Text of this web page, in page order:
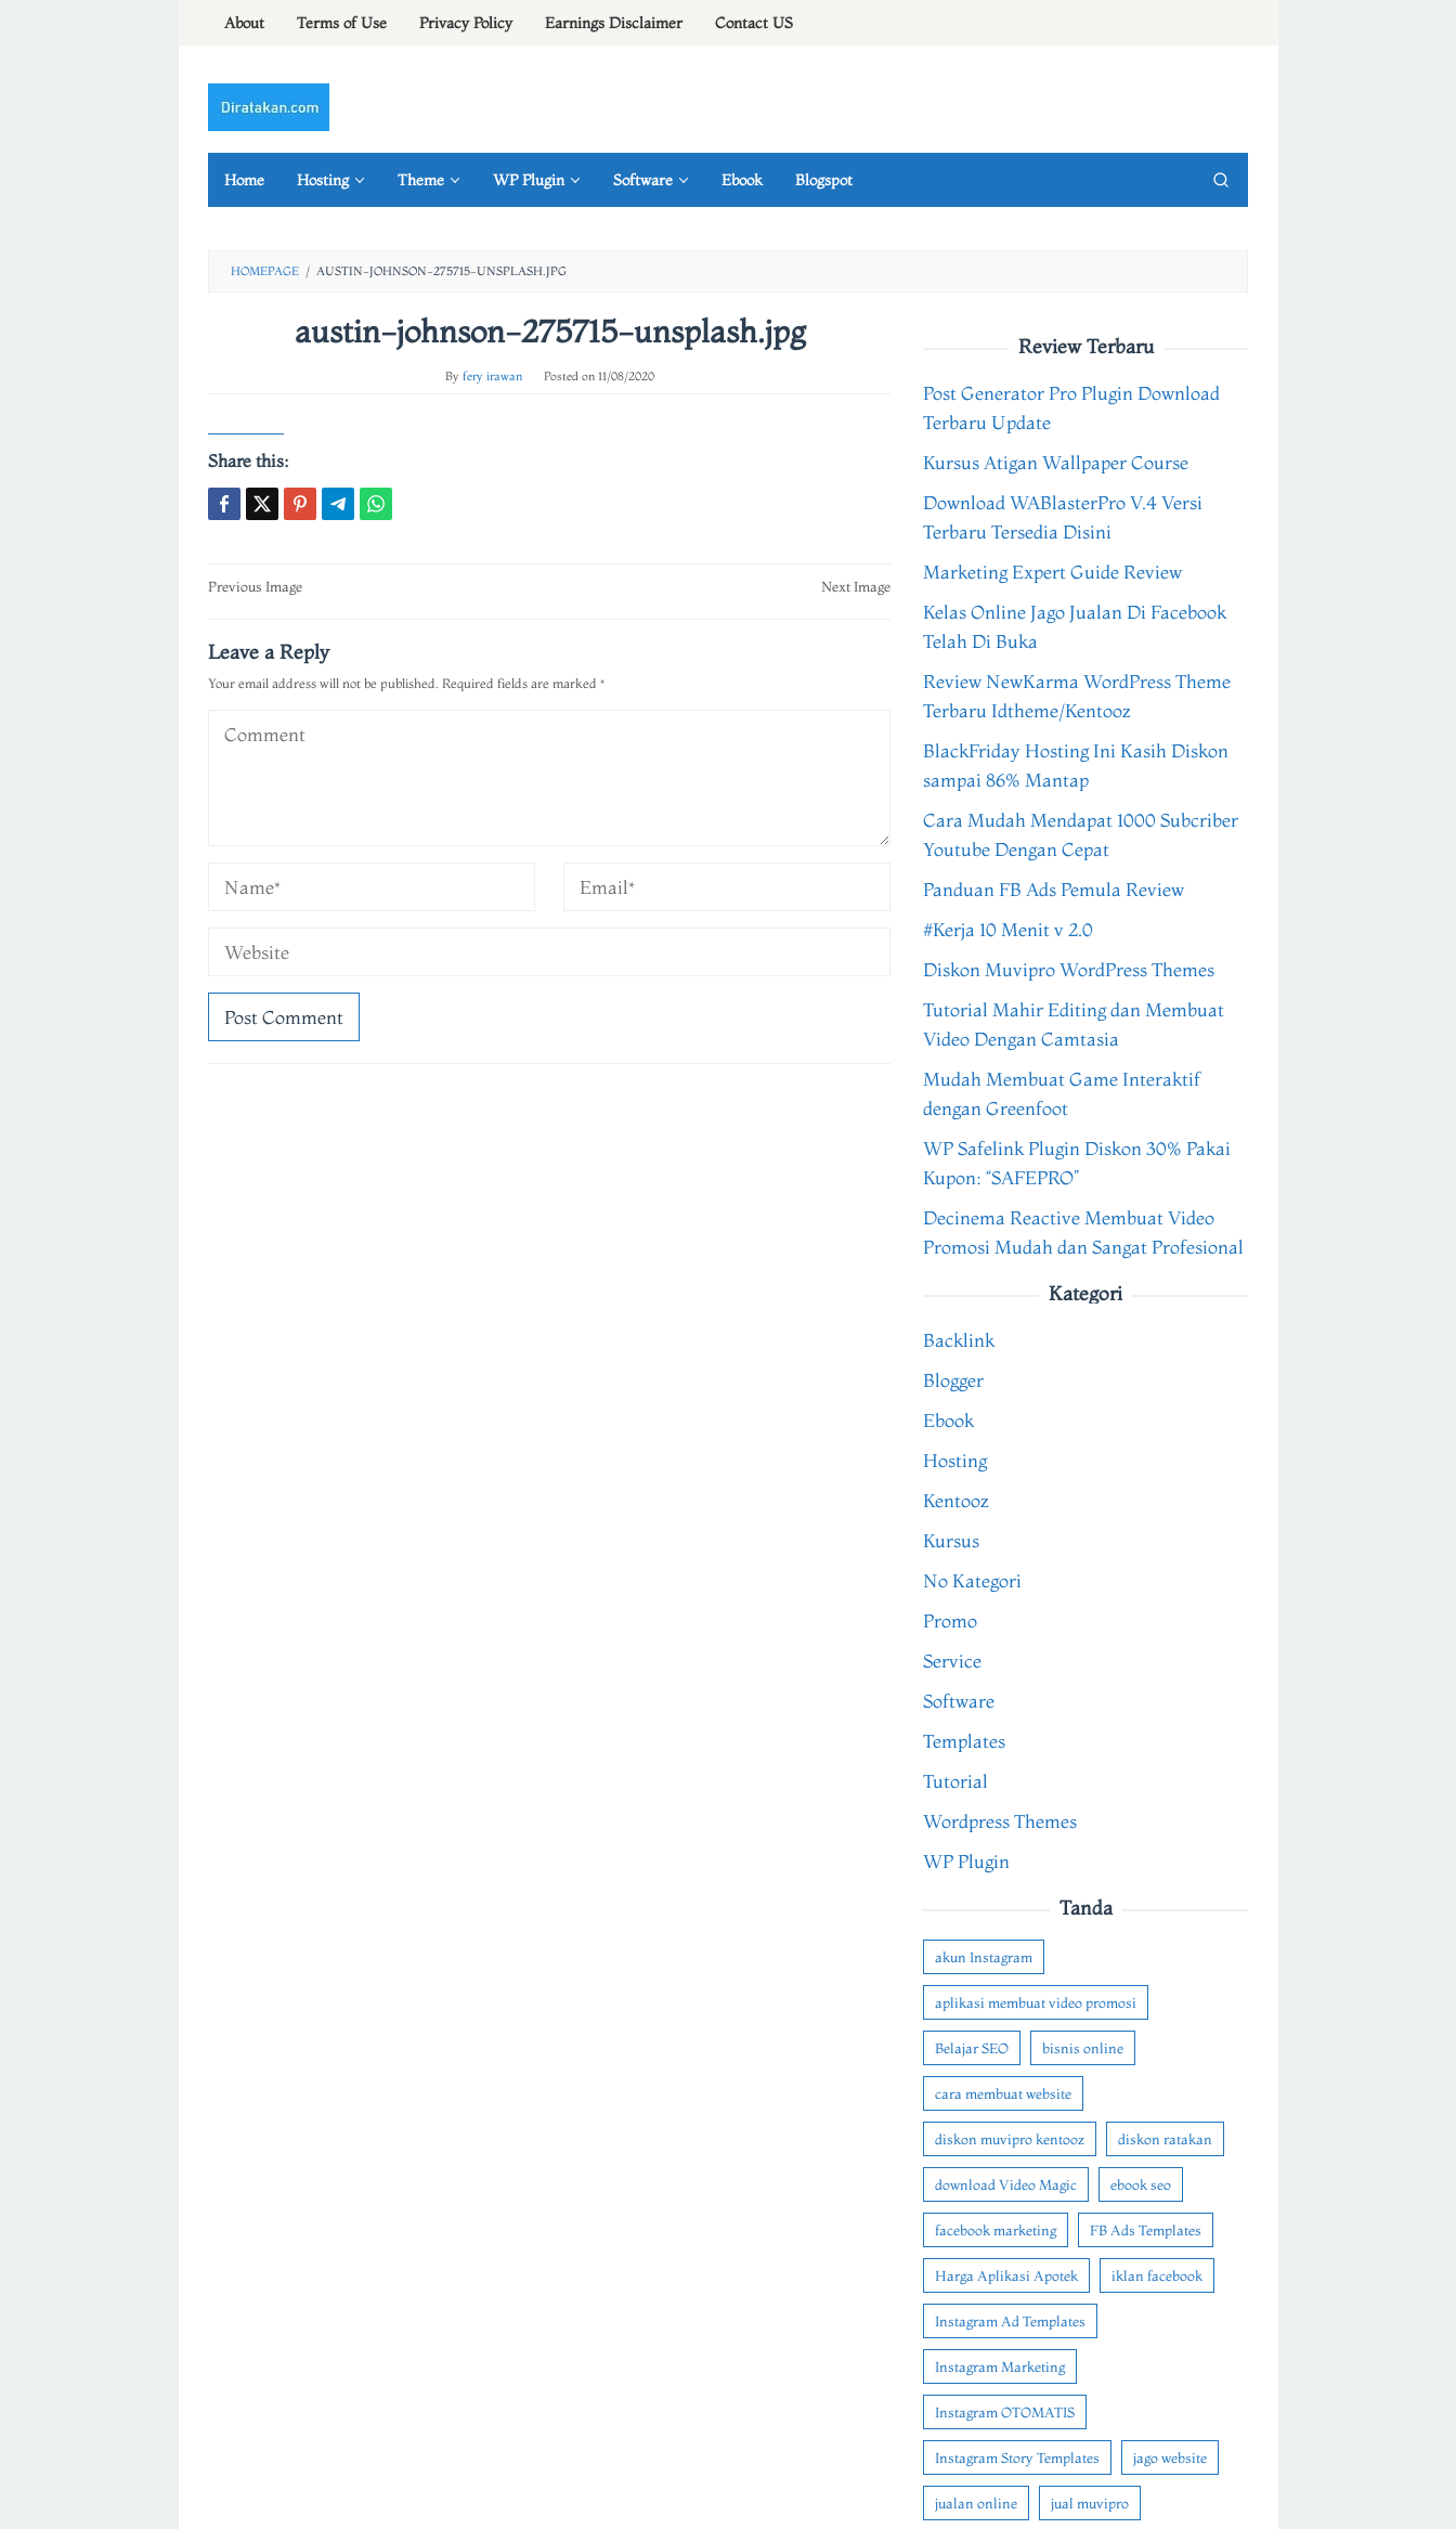
About Terms of Use Privacy Policy Earnings Disclaimer Contact US
Home Hosting Theme WP Plugin Software Ebook Blogspot
HOMEPAGE / AUSTIN-JOHNSON-275715-UNSPLASH.JPG
austin-johnson-275715-unsplash.jpg
By fery irawan Posted on 11/08/2020
Share this:
Post
Previous Image Next Image
Leave a Reply
Your email address will not be published. Required fields are marked *
Review Terbaru
Post Generator Pro Plugin Download
Terbaru Update
Kursus Atigan Wallpaper Course
Download WABlasterPro V.4 Versi
Terbaru Tersedia Disini
Marketing Expert Guide Review
Kelas Online Jago Jualan Di Facebook
Telah Di Buka
Review NewKarma WordPress Theme
Terbaru Idtheme/Kentooz
BlackFriday Hosting Ini Kasih Diskon
sampai 86% Mantap
Cara Mudah Mendapat 1000 Subcriber
Youtube Dengan Cepat
Panduan FB Ads Pemula Review
#Kerja 10 Menit v 2.0
Diskon Muvipro WordPress Themes
Tutorial Mahir Editing dan Membuat
Video Dengan Camtasia
Mudah Membuat Game Interaktif
dengan Greenfoot
WP Safelink Plugin Diskon 30% Pakai
Kupon: “SAFEPRO”
Decinema Reactive Membuat Video
Promosi Mudah dan Sangat Profesional
Kategori
Backlink
Blogger
Ebook
Hosting
Kentooz
Kursus
No Kategori
Promo
Service
Software
Templates
Tutorial
Wordpress Themes
WP Plugin
Tanda
akun Instagram
aplikasi membuat video promosi
Belajar SEO bisnis online
cara membuat website
diskon muvipro kentooz diskon ratakan
download Video Magic ebook seo
facebook marketing FB Ads Templates
Harga Aplikasi Apotek iklan facebook
Instagram Ad Templates
Instagram Marketing
Instagram OTOMATIS
Instagram Story Templates jago website
jualan online jual muvipro